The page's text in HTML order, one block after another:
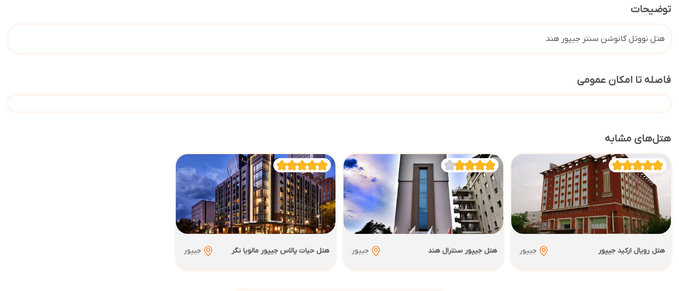
توضیحات
هتل نووتل کانوشن سنتر جیپور هند
فاصله تا امکان عمومی
هتل‌های مشابه
هتل رویال ارکید جیپور جیپور هتل جیپور سنترال هند جیپور هتل حیات پالاس جیپور مالویا نگر جیپور